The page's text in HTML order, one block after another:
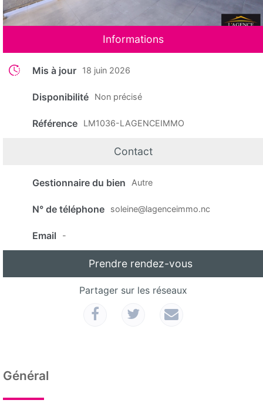
Informations
Mis à jour 18 juin 2026
Disponibilité Non précisé
Référence LM1036-LAGENCEIMMO
Contact
Gestionnaire du bien Autre
N° de téléphone soleine@lagenceimmo.nc
Email -
Prendre rendez-vous
Partager sur les réseaux
Général